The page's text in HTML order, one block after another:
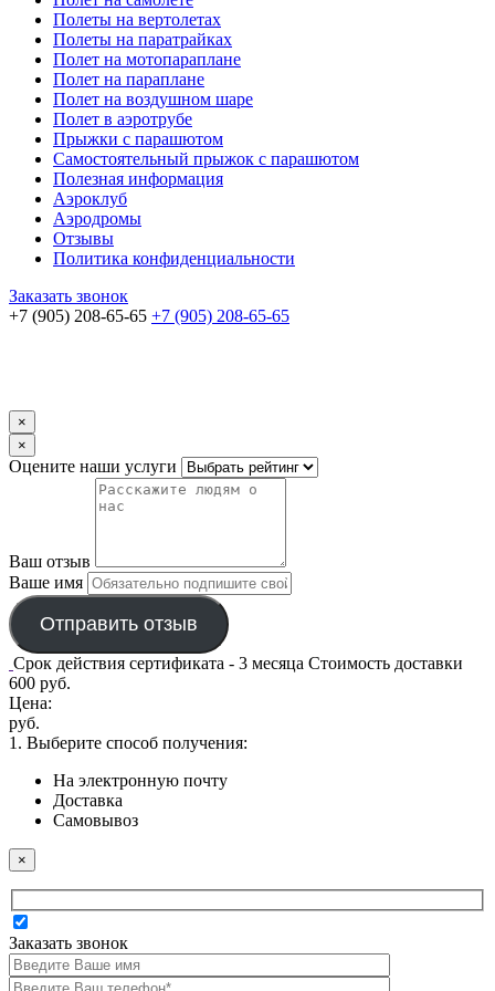
Полеты на вертолетах
Полеты на паратрайках
Полет на мотопараплане
Полет на параплане
Полет на воздушном шаре
Полет в аэротрубе
Прыжки с парашютом
Самостоятельный прыжок с парашютом
Полезная информация
Аэроклуб
Аэродромы
Отзывы
Политика конфиденциальности
Заказать звонок
+7 (905) 208-65-65 +7 (905) 208-65-65
×
×
Оцените наши услуги
Ваш отзыв
Ваше имя
Отправить отзыв
Срок действия сертификата - 3 месяца Стоимость доставки
600 руб.
Цена:
руб.
1. Выберите способ получения:
На электронную почту
Доставка
Самовывоз
×
Заказать звонок